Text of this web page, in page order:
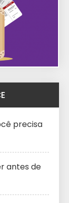
precisa
antes de